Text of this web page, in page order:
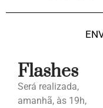
Flashes
Será realizada,
amanhã, às 19h,